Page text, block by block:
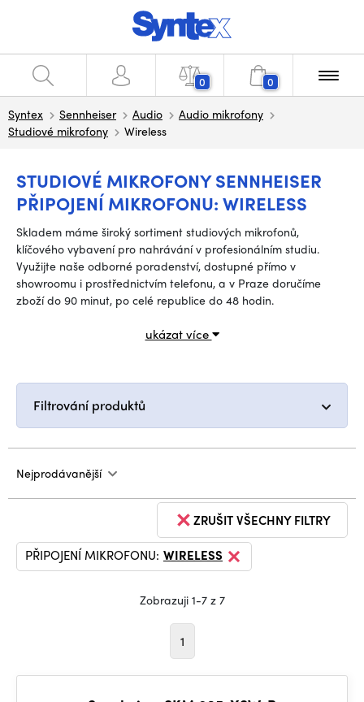
0 0
Syntex Sennheiser Audio
Audio mikrofony
Studiové mikrofony
Wireless
STUDIOVÉ MIKROFONY SENNHEISER
PŘIPOJENÍ MIKROFONU: WIRELESS
Skladem máme široký sortiment studiových mikrofonů,
klíčového vybavení pro nahrávání v profesionálním studiu.
Využijte naše odborné poradenství, dostupné přímo v
showroomu i prostřednictvím telefonu, a v Praze doručíme
zboží do 90 minut, po celé republice do 48 hodin.
ukázat více
Filtrování produktů
Nejprodávanější
ZRUŠIT VŠECHNY FILTRY
PŘIPOJENÍ MIKROFONU: WIRELESS
Zobrazuji 1-7 z 7
1